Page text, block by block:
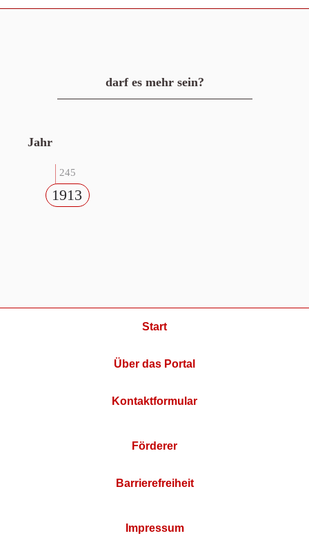
darf es mehr sein?
Jahr
245
1913
Start
Über das Portal
Kontaktformular
Förderer
Barrierefreiheit
Impressum